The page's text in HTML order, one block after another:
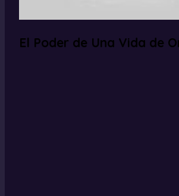
El Poder de Una Vida de